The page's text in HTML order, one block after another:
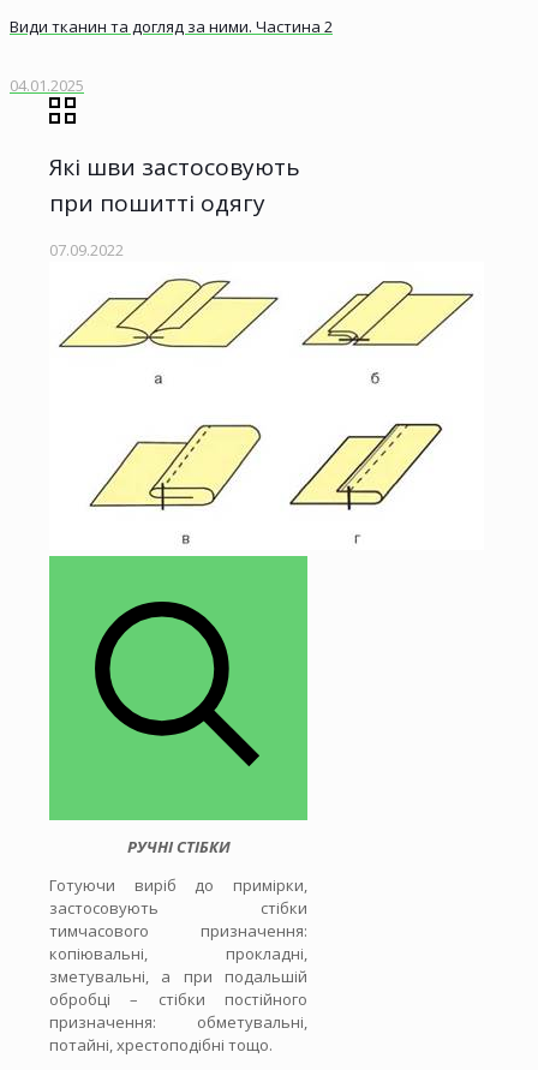
Види тканин та догляд за ними. Частина 2
04.01.2025
Які шви застосовують
при пошитті одягу
07.09.2022
РУЧНІ СТІБКИ
Готуючи виріб до примірки,
застосовують стібки
тимчасового призначення:
копіювальні, прокладні,
зметувальні, а при подальшій
обробці – стібки постійного
призначення: обметувальні,
потайні, хрестоподібні тощо.